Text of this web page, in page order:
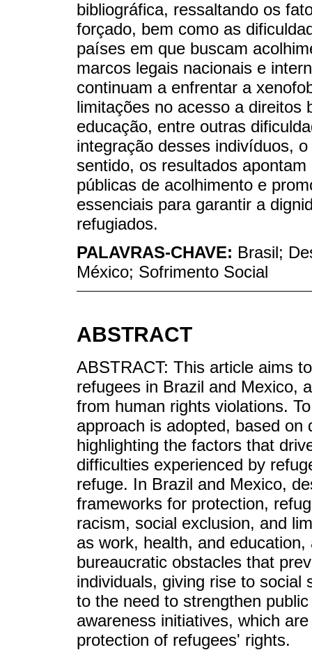
bibliográfica, ressaltando os
forçado, bem como as
países em que buscam
marcos legais nacionais e
continuam a enfrentar a
limitações no acesso a direitos
educação, entre outras
integração desses indivíduos,
sentido, os resultados
públicas de acolhimento e
essenciais para garantir a
refugiados.
PALAVRAS-CHAVE: Brasil;
México; Sofrimento Social
ABSTRACT
ABSTRACT: This article aims
refugees in Brazil and Mexico,
from human rights violations.
approach is adopted, based on
highlighting the factors that
difficulties experienced by
refuge. In Brazil and Mexico,
frameworks for protection,
racism, social exclusion, and
as work, health, and
bureaucratic obstacles that
individuals, giving rise to
to the need to strengthen
awareness initiatives, which
protection of refugees' rights.